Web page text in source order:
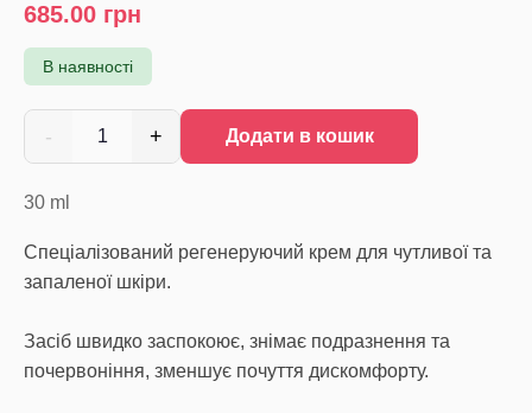
685.00 грн
В наявності
- 1 + Додати в кошик
30 ml
Спеціалізований регенеруючий крем для чутливої та
запаленої шкіри.
Засіб швидко заспокоює, знімає подразнення та
почервоніння, зменшує почуття дискомфорту.